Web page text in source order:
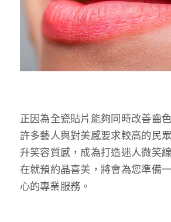
正因為全瓷貼片能夠同時改善齒
許多藝人與對美感要求較高的民
升笑容質感，成為打造迷人微笑
在就預約晶喜美，將會為您準備
心的專業服務。